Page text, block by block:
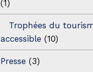
(1)
Trophées du
accessible (10)
Presse (3)